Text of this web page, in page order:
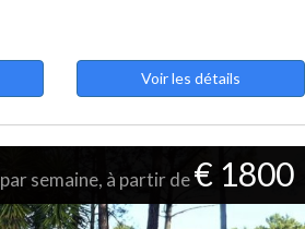
Voir les détails
par semaine, à partir de€ 1800